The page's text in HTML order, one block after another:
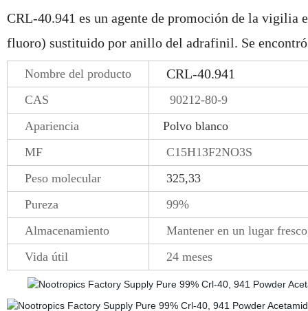
CRL-40.941 es un agente de promoción de la
fluoro) sustituido por anillo del adrafinil. Se
Nombre del producto CRL-40.941
CAS
90212-80-9
Apariencia
Polvo blanco
MF
C15H13F2NO3S
Peso molecular
325,33
Pureza
99%
Almacenamiento
Mantener en un lugar
Vida útil
24 meses